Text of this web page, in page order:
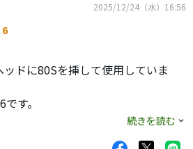
。スピンもう少し欲しい。
料フィッティングにて推奨)
フトに辿り着きました。
ドすぎるかと思いましたが、ブル
振りやすいです。ハード感は全然
2025/12/24（水）16:56
6
ドに80Sを挿して使用していま
す。
が24VENTUS BLUEですので、その
後に即購入しました。
続きを読む